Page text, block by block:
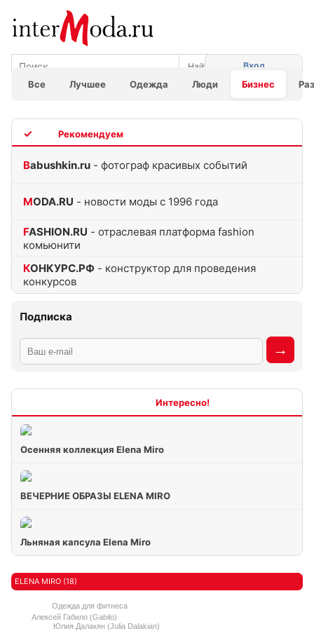
Все Лучшее Одежда Люди Бизнес
Вход
Babushkin.ru - фотограф красивых событий
MODA.RU - новости моды с 1996 года
FASHION.RU - отраслевая платформа fashion
комьюнити
КОНКУРС.РФ - конструктор для проведения
конкурсов
Подписка
Осенняя коллекция Elena Miro
ВЕЧЕРНИЕ ОБРАЗЫ ELENA MIRO
Льняная капсула Elena Miro
ELENA MIRO (18)
Юлия Далакян (Julia Dalakian)
Алексей Габило (Gabilo)
Одежда для фитнеса